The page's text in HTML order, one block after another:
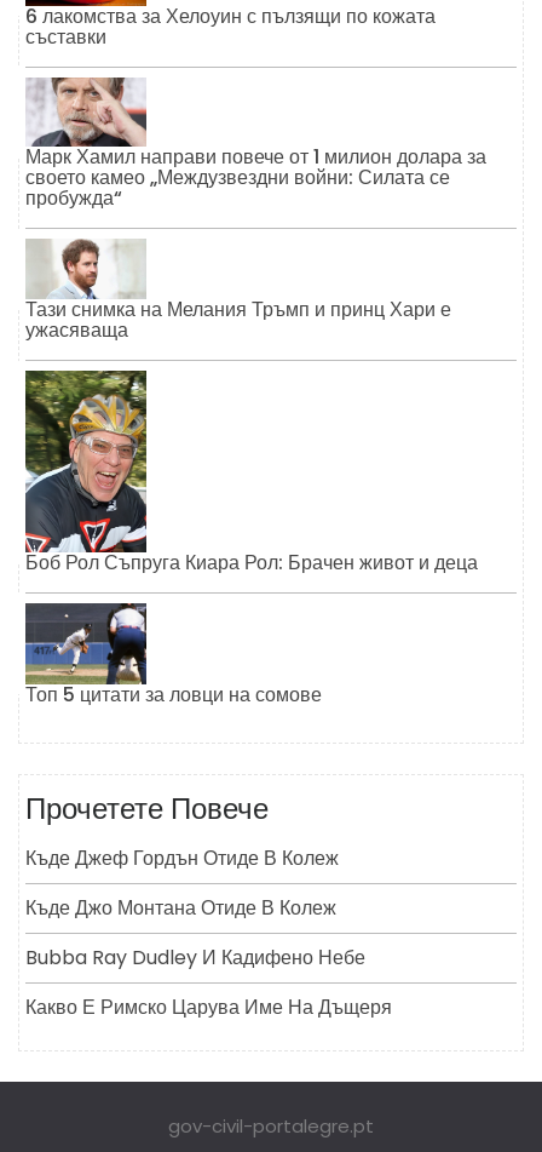
6 лакомства за Хелоуин с пълзящи по кожата
съставки
Марк Хамил направи повече от 1 милион долара за
своето камео „Междузвездни войни: Силата се
пробужда“
Тази снимка на Мелания Тръмп и принц Хари е
ужасяваща
Боб Рол Съпруга Киара Рол: Брачен живот и деца
Топ 5 цитати за ловци на сомове
Прочетете Повече
Къде Джеф Гордън Отиде В Колеж
Къде Джо Монтана Отиде В Колеж
Bubba Ray Dudley И Кадифено Небе
Какво Е Римско Царува Име На Дъщеря
gov-civil-portalegre.pt